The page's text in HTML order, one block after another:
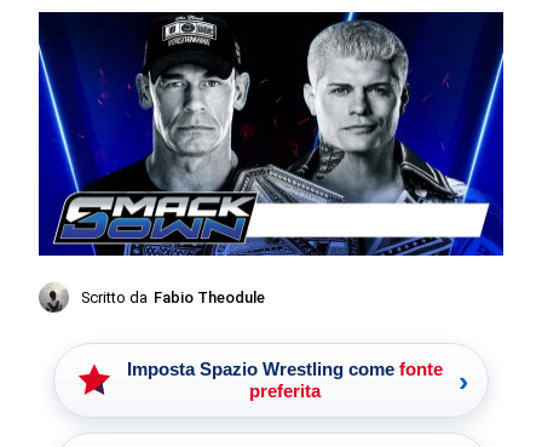
Scritto da Fabio Theodule
Imposta Spazio Wrestling come fonte
preferita
›